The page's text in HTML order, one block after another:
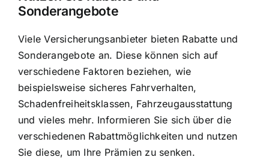
Sonderangebote
Viele Versicherungsanbieter bieten Rabatte und
Sonderangebote an. Diese können sich auf
verschiedene Faktoren beziehen, wie
beispielsweise sicheres Fahrverhalten,
Schadenfreiheitsklassen, Fahrzeugausstattung
und vieles mehr. Informieren Sie sich über die
verschiedenen Rabattmöglichkeiten und nutzen
Sie diese, um Ihre Prämien zu senken.